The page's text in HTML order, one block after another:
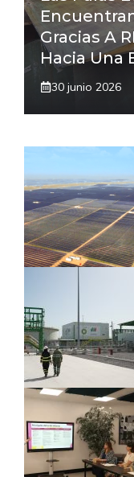
Gracias A
Hacia Una
30 junio 2026